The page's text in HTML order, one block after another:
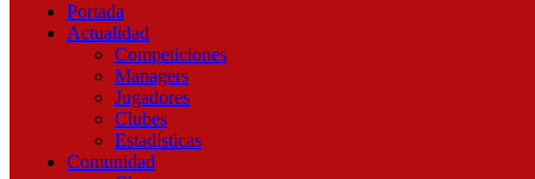
Portada
Actualidad
Competiciones
Managers
Jugadores
Clubes
Estadísticas
Comunidad